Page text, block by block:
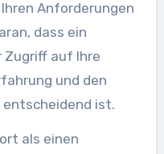
Anforderungen
dass ein
Zugriff auf Ihre
und den
entscheidend ist.
als einen